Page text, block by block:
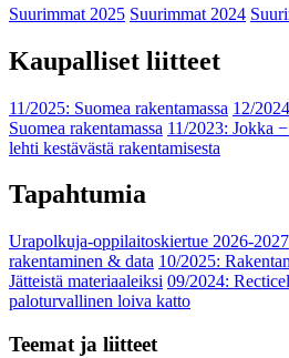
Suurimmat 2025 Suurimmat 2024
Kaupalliset liitteet
11/2025: Suomea rakentamassa 12/
Suomea rakentamassa 11/2023: Jokka
lehti kestävästä rakentamisesta
Tapahtumia
Urapolkuja-oppilaitoskiertue 2026-2027
rakentaminen & data 10/2025:
Jätteistä materiaaleiksi 09/2024:
paloturvallinen loiva katto
Teemat ja liitteet